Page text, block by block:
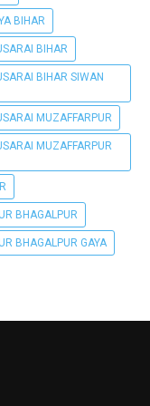
BIHAR
BIHAR
BIHAR SIWAN
MUZAFFARPUR
MUZAFFARPUR
BHAGALPUR
BHAGALPUR GAYA